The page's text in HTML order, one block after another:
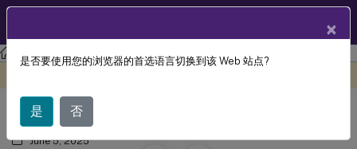
Linux 虚拟投递代理 Linux Virtual Delivery Agent 2411
使用临时主目录登录
June 5, 2025
×
是否要使用您的浏览器的首选语言切换到该 Web 站点?
是 否